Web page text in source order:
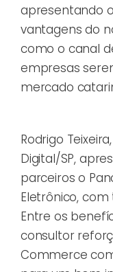
apresentando
vantagens do
como o canal
empresas
mercado
Rodrigo
Digital/SP,
parceiros o
Eletrônico,
Entre os
consultor
Commerce